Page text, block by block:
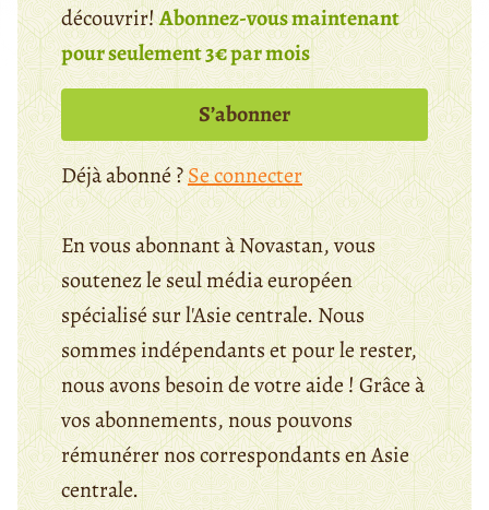
découvrir!Abonnez-vous maintenant
pour seulement 3€ par mois
S’abonner
Déjà abonné ?Se connecter
En vous abonnant à Novastan, vous
soutenez le seul média européen
spécialisé sur l'Asie centrale. Nous
sommes indépendants et pour le rester,
nous avons besoin de votre aide ! Grâce à
vos abonnements, nous pouvons
rémunérer nos correspondants en Asie
centrale.